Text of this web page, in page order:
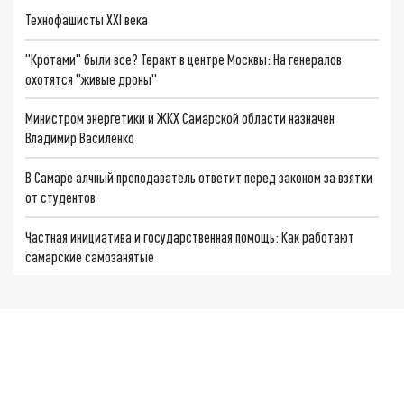
Технофашисты XXI века
"Кротами" были все? Теракт в центре Москвы: На генералов
охотятся "живые дроны"
Министром энергетики и ЖКХ Самарской области назначен
Владимир Василенко
В Самаре алчный преподаватель ответит перед законом за взятки
от студентов
Частная инициатива и государственная помощь: Как работают
самарские самозанятые